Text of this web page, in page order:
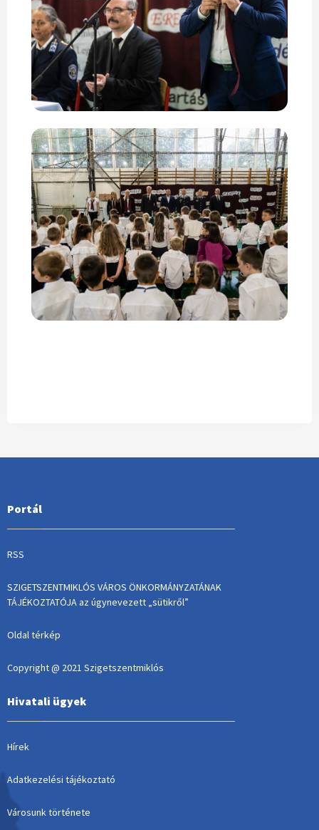
Portál
RSS
SZIGETSZENTMIKLÓS VÁROS ÖNKORMÁNYZATÁNAK
TÁJÉKOZTATÓJA az úgynevezett „sütikről”
Oldal térkép
Copyright @ 2021 Szigetszentmiklós
Hivatali ügyek
Hírek
Adatkezelési tájékoztató
Városunk története